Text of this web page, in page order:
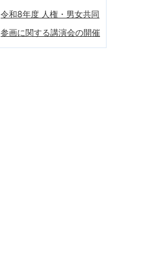
令和8年度 人権・男女共同
参画に関する講演会の開催